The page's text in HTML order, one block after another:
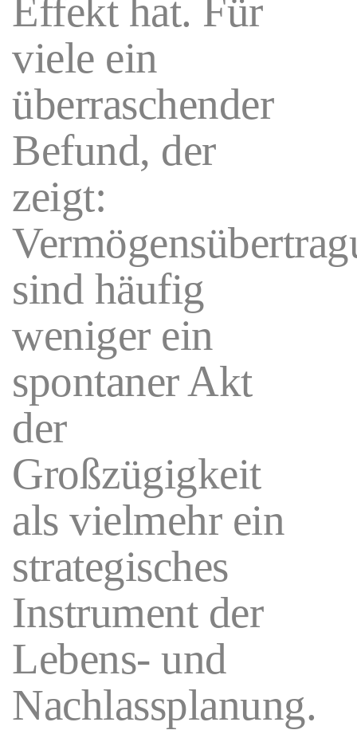
Effekt hat. Für
viele ein
überraschender
Befund, der
zeigt:
sind häufig
weniger ein
spontaner Akt
der
Großzügigkeit
als vielmehr ein
strategisches
Instrument der
Lebens- und
Nachlassplanung.